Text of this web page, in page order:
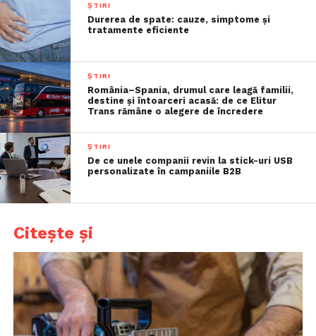
ȘTIRI
Durerea de spate: cauze, simptome și
tratamente eficiente
ȘTIRI
România–Spania, drumul care leagă familii,
destine și întoarceri acasă: de ce Elitur
Trans rămâne o alegere de încredere
ȘTIRI
De ce unele companii revin la stick-uri USB
personalizate în campaniile B2B
Citește și